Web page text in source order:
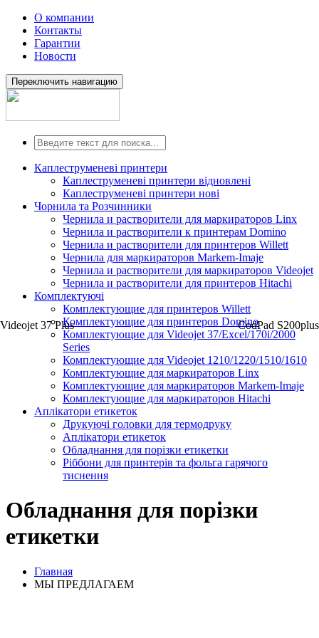
О компании
Контакты
Гарантии
Новости
Переключить навигацию
Каплеструменеві принтери
Каплеструменеві принтери відновлені
Каплеструменеві принтери нові
Чорнила та Розчинники
Чернила и растворители для маркираторов Linx
Чернила и растворители к принтерам Domino
Чернила и растворители для принтеров Willett
Чернила для маркираторов Markem-Imaje
Чернила и растворители для маркираторов Videojet
Чернила и растворители для принтеров Hitachi
Комплектуючі
Комплектующие для принтеров Willett
Комплектующие для принтеров Domino
Комплектующие для Videojet 37/Excel/170i/2000
Series
Комплектующие для Videojet 1210/1220/1510/1610
Комплектующие для маркираторов Linx
Комплектующие для маркираторов Markem-Imaje
Комплектующие для маркираторов Hitachi
Аплікатори етикеток
Друкуючі головки для термодруку
Аплікатори етикеток
Обладнання для порізки етикетки
Ріббони для принтерів та фольга гарячого
тиснення
Обладнання для порізки
етикетки
Главная
МЫ ПРЕДЛАГАЕМ
Videojet 37 Plus CodPad S200plus